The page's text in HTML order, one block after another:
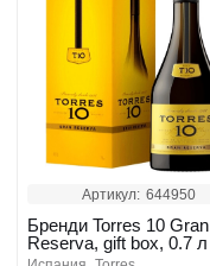
Артикул: 644950
Бренди Torres 10 Gran
Reserva, gift box, 0.7 л